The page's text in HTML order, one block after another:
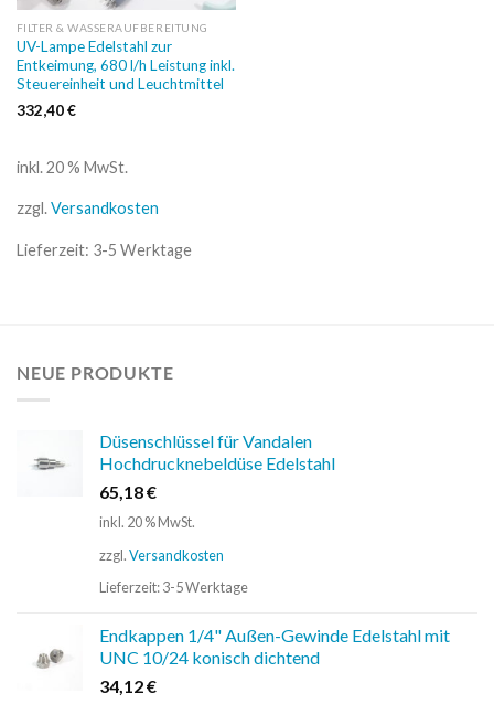
FILTER & WASSERAUFBEREITUNG
UV-Lampe Edelstahl zur
Entkeimung, 680 l/h Leistung inkl.
Steuereinheit und Leuchtmittel
332,40€
inkl. 20 % MwSt.
zzgl.Versandkosten
Lieferzeit: 3-5 Werktage
NEUE PRODUKTE
Düsenschlüssel für Vandalen
Hochdrucknebeldüse Edelstahl
65,18€
inkl. 20 % MwSt.
zzgl.Versandkosten
Lieferzeit:3-5 Werktage
Endkappen 1/4" Außen-Gewinde Edelstahl mit
UNC 10/24 konisch dichtend
34,12€